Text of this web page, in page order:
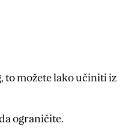
to možete lako učiniti iz
ograničite.